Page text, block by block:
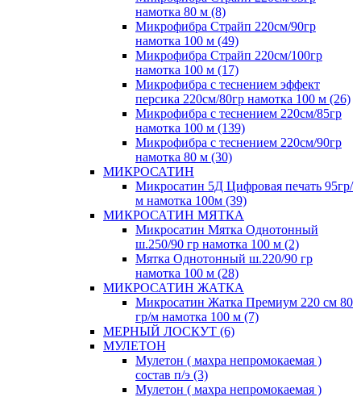
намотка 80 м (8)
Микрофибра Страйп 220см/90гр
намотка 100 м (49)
Микрофибра Страйп 220см/100гр
намотка 100 м (17)
Микрофибра с теснением эффект
персика 220см/80гр намотка 100 м (26)
Микрофибра с теснением 220см/85гр
намотка 100 м (139)
Микрофибра с теснением 220см/90гр
намотка 80 м (30)
МИКРОСАТИН
Микросатин 5Д Цифровая печать 95гр/
м намотка 100м (39)
МИКРОСАТИН МЯТКА
Микросатин Мятка Однотонный
ш.250/90 гр намотка 100 м (2)
Мятка Однотонный ш.220/90 гр
намотка 100 м (28)
МИКРОСАТИН ЖАТКА
Микросатин Жатка Премиум 220 см 80
гр/м намотка 100 м (7)
МЕРНЫЙ ЛОСКУТ (6)
МУЛЕТОН
Мулетон ( махра непромокаемая )
состав п/э (3)
Мулетон ( махра непромокаемая )